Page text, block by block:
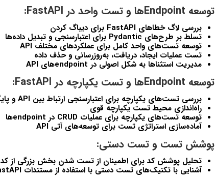
توسعه Endpointها و تست واحد در FastAPI:
بررسی لاگ خطاهای FastAPI برای دیباگ کردن
تسلط بر طرح‌های Pydantic برای اعتبارسنجی و تبدیل داده‌ها
توسعه تست‌های واحد کامل برای عملکردهای مختلف API
تست عملیات ایجاد، دریافت، به‌روزرسانی و حذف داده
مدیریت استثناها به شکل اصولی در endpointهای API
توسعه Endpointها و تست یکپارچه در FastAPI:
بررسی تست‌های یکپارچه برای اعتبارسنجی ارتباط بین API و پایگاه داده
راه‌اندازی محیط تست یکپارچه قوی
توسعه تست‌های یکپارچه برای عملیات CRUD در endpointها
آماده‌سازی استراتژی تست برای توسعه‌های آتی API
پوشش تست و تست دستی:
تحلیل پوشش کد برای اطمینان از تست شدن بخش بزرگی از کد
آشنایی با تکنیک‌های تست دستی با استفاده از مستندات FastAPI